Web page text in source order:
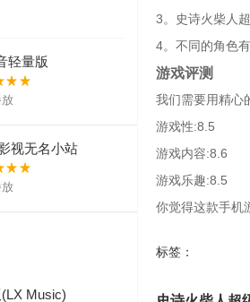
轻量版
视无名小站
Music)
3。史诗火柴人
4。不同的角色
游戏评测
我们需要用精心
游戏性:8.5
游戏内容:8.6
游戏乐趣:8.5
你觉得这款手机
标签：